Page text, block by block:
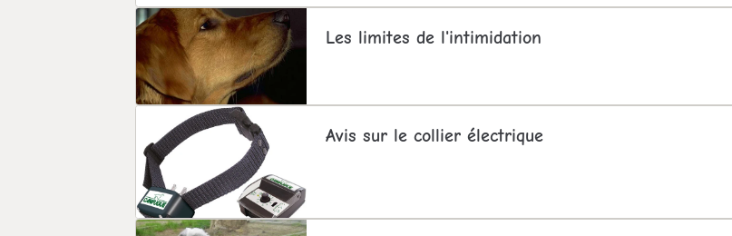
Les limites de l'intimidation
Avis sur le collier électrique